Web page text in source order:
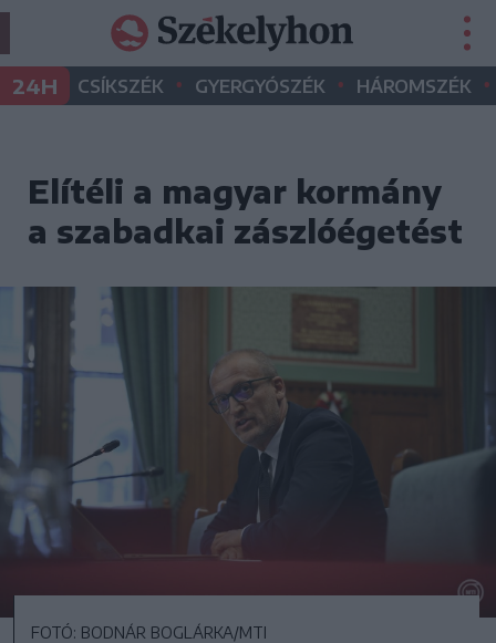
24H CSÍKSZÉK • GYERGYÓSZÉK • HÁROMSZÉK •
Elítéli a magyar kormány
a szabadkai zászlóégetést
FOTÓ: BODNÁR BOGLÁRKA/MTI